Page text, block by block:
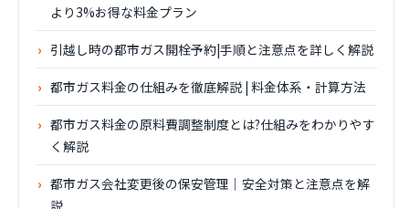
より3%お得な料金プラン
引越し時の都市ガス開栓予約|手順と注意点を詳しく解説
都市ガス料金の仕組みを徹底解説 | 料金体系・計算方法
都市ガス料金の原料費調整制度とは?仕組みをわかりやす
く解説
都市ガス会社変更後の保安管理｜安全対策と注意点を解
説